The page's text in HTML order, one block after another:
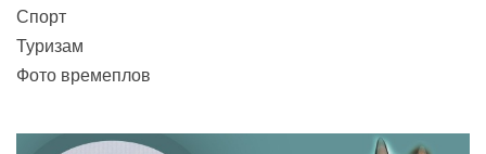
Спорт
Туризам
Фото времеплов